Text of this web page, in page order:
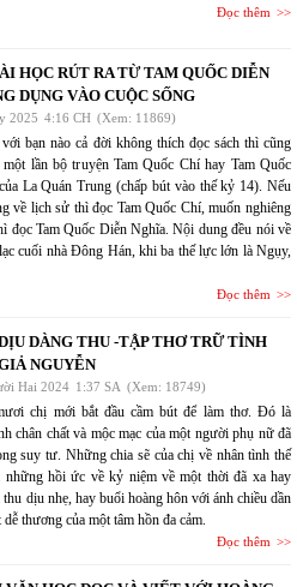
Đọc thêm
HỌC RÚT RA TỪ TAM QUỐC DIỄN
DỤNG VÀO CUỘC SỐNG
2025 4:16 CH (Xem: 11869)
bạn nào cả đời không thích đọc sách thì cũng
một lần bộ truyện Tam Quốc Chí hay Tam Quốc
La Quán Trung (chấp bút vào thế kỷ 14). Nếu
về lịch sử thì đọc Tam Quốc Chí, muốn nghiêng
đọc Tam Quốc Diễn Nghĩa. Nội dung đều nói về
cuối nhà Đông Hán, khi ba thế lực lớn là Ngụy,
Đọc thêm
DÀNG THU -TẬP THƠ TRỮ TÌNH
NGUYỄN
Hai 2024 1:37 SA (Xem: 18749)
chị mới bắt đầu cầm bút để làm thơ. Đó là
chân chất và mộc mạc của một người phụ nữ đã
suy tư. Những chia sẽ của chị về nhân tình thế
hồi ức về kỷ niệm về một thời đã xa hay
dịu nhẹ, hay buổi hoàng hôn với ánh chiều dần
thương của một tâm hồn đa cảm.
Đọc thêm